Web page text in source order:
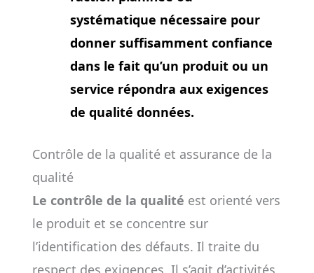
systématique nécessaire pour
donner suffisamment confiance
dans le fait qu’un produit ou un
service répondra aux exigences
de qualité données.
Contrôle de la qualité et assurance de la
qualité
Le contrôle de la qualité est orienté vers
le produit et se concentre sur
l’identification des défauts. Il traite du
respect des exigences. Il s’agit d’activités